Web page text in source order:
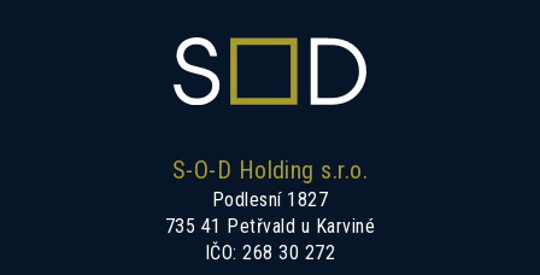
S-O-D Holding s.r.o.
Podlesní 1827
735 41 Petřvald u Karviné
IČO: 268 30 272